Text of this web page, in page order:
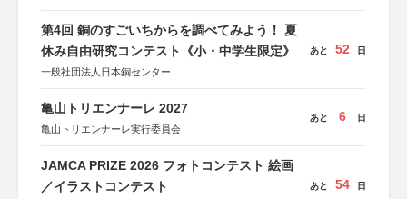
第4回 銅のすごいちからを調べてみよう！ 夏
休み自由研究コンテスト《小・中学生限定》
一般社団法人日本銅センター
あと 52 日
亀山トリエンナーレ 2027
亀山トリエンナーレ実行委員会
あと 6 日
JAMCA PRIZE 2026 フォトコンテスト 絵画
／イラストコンテスト
あと 54 日